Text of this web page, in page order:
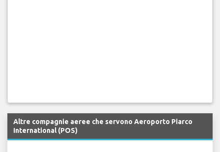
Altre compagnie aeree che servono Aeroporto Piarco
International (POS)